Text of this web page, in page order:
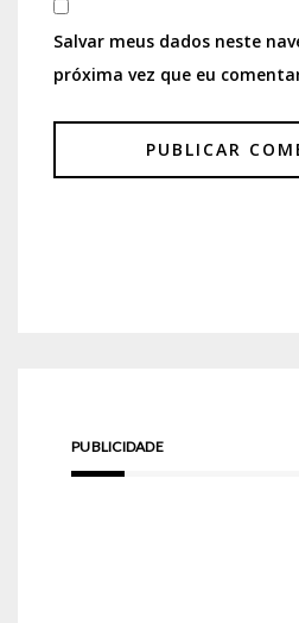
Salvar meus dados neste
próxima vez que eu
PUBLICIDADE